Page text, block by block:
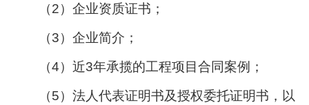
（2）企业资质证书；
（3）企业简介；
（4）近3年承揽的工程项目合同案例；
（5）法人代表证明书及授权委托证明书，以